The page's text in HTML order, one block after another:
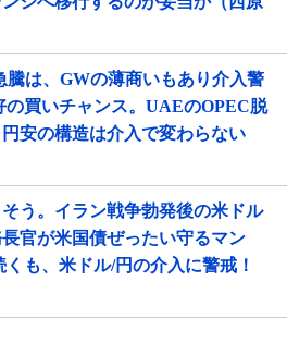
騰は、GWの薄商いもあり介入警
の買いチャンス。UAEのOPEC脱
安の構造は介入で変わらない
う。イラン戦争勃発後の米ドル
官が米国債ぜったい守るマン
も、米ドル/円の介入に警戒！